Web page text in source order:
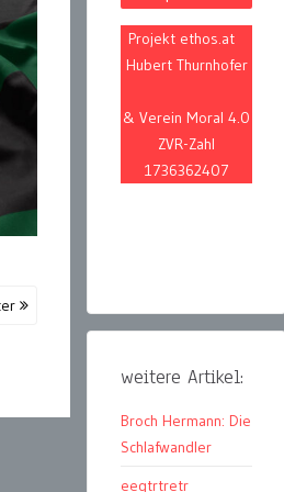
Projekt ethos.at
Hubert Thurnhofer
& Verein Moral 4.0
ZVR-Zahl
1736362407
weitere Artikel:
Broch Hermann: Die
Schlafwandler
eegtrtretr